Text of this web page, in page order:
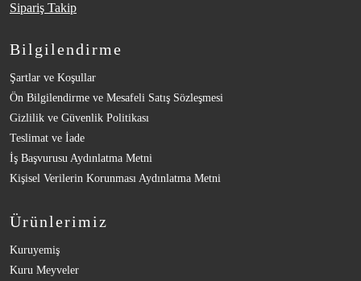
Sipariş Takip
Bilgilendirme
Şartlar ve Koşullar
Ön Bilgilendirme ve Mesafeli Satış Sözleşmesi
Gizlilik ve Güvenlik Politikası
Teslimat ve İade
İş Başvurusu Aydınlatma Metni
Kişisel Verilerin Korunması Aydınlatma Metni
Ürünlerimiz
Kuruyemiş
Kuru Meyveler